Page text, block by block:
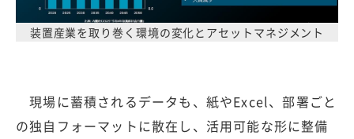
装置産業を取り巻く環境の変化とアセットマネジメント
現場に蓄積されるデータも、紙やExcel、部署ごと
の独自フォーマットに散在し、活用可能な形に整備